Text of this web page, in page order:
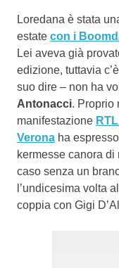
Loredana è stata
estate con i
Lei aveva già
edizione, tuttavia
suo dire – non ha
Antonacci. Proprio
manifestazione
Verona ha
kermesse canora
caso senza un
l’undicesima volta
coppia con Gigi